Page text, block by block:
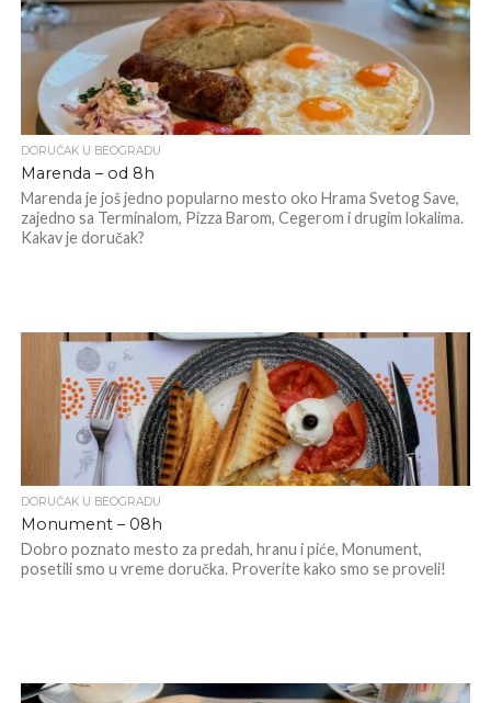
DORUČAK U BEOGRADU
Marenda – od 8h
Marenda je još jedno popularno mesto oko Hrama Svetog Save,
zajedno sa Terminalom, Pizza Barom, Cegerom i drugim lokalima.
Kakav je doručak?
DORUČAK U BEOGRADU
Monument – 08h
Dobro poznato mesto za predah, hranu i piće, Monument,
posetili smo u vreme doručka. Proverite kako smo se proveli!